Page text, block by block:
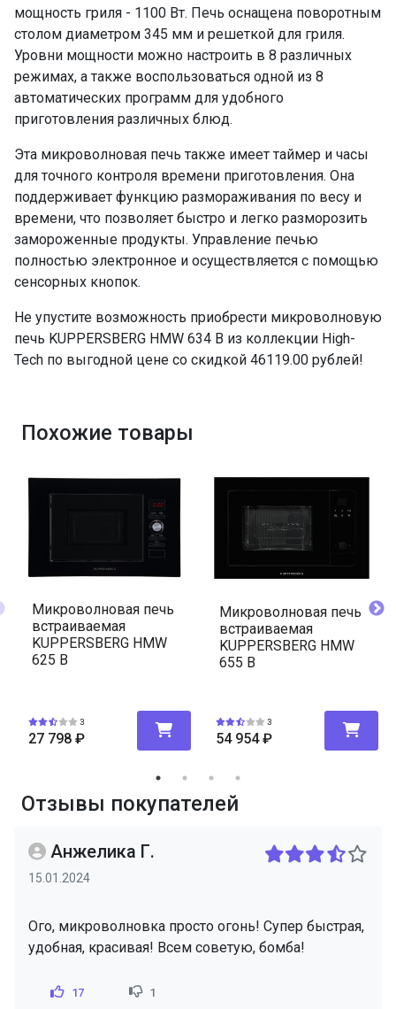
мощность гриля - 1100 Вт. Печь оснащена поворотным
столом диаметром 345 мм и решеткой для гриля.
Уровни мощности можно настроить в 8 различных
режимах, а также воспользоваться одной из 8
автоматических программ для удобного
приготовления различных блюд.
Эта микроволновая печь также имеет таймер и часы
для точного контроля времени приготовления. Она
поддерживает функцию размораживания по весу и
времени, что позволяет быстро и легко разморозить
замороженные продукты. Управление печью
полностью электронное и осуществляется с помощью
сенсорных кнопок.
Не упустите возможность приобрести микроволновую
печь KUPPERSBERG HMW 634 B из коллекции High-
Tech по выгодной цене со скидкой 46119.00 рублей!
Похожие товары
Микроволновая печь
встраиваемая
KUPPERSBERG HMW
625 B
3
27 798 ₽
Микроволновая печь
встраиваемая
KUPPERSBERG HMW
655 B
3
54 954₽
Отзывы покупателей
Анжелика Г.
15.01.2024
Ого, микроволновка просто огонь! Супер быстрая,
удобная, красивая! Всем советую, бомба!
17 1